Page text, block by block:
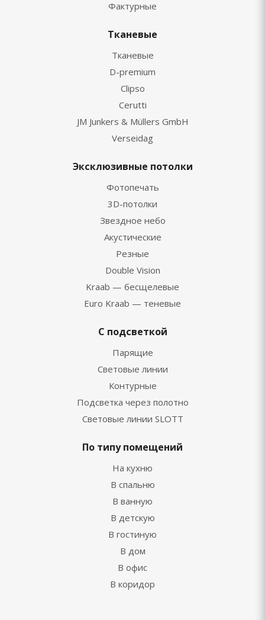
Фактурные
Тканевые
Тканевые
D-premium
Clipso
Cerutti
JM Junkers & Müllers GmbH
Verseidag
Эксклюзивные потолки
Фотопечать
3D-потолки
Звездное небо
Акустические
Резные
Double Vision
Kraab — бесщелевые
Euro Kraab — теневые
С подсветкой
Парящие
Световые линии
Контурные
Подсветка через полотно
Световые линии SLOTT
По типу помещений
На кухню
В спальню
В ванную
В детскую
В гостиную
В дом
В офис
В коридор